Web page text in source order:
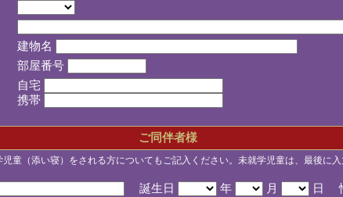
建物名
部屋番号
自宅
携帯
ご同伴者様
童（添い寝）をされる方についてもご記入ください。未就学児童は、最後に入
誕生日 年 月
日